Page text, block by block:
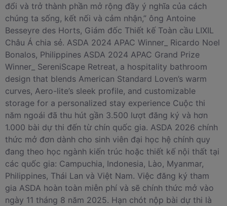
đổi và trở thành phần mở rộng đầy ý nghĩa của cách
chúng ta sống, kết nối và cảm nhận,” ông Antoine
Besseyre des Horts, Giám đốc Thiết kế Toàn cầu LIXIL
Châu Á chia sẻ. ASDA 2024 APAC Winner_ Ricardo Noel
Bonalos, Philippines ASDA 2024 APAC Grand Prize
Winner_ SereniScape Retreat, a hospitality bathroom
design that blends American Standard Loven’s warm
curves, Aero-lite’s sleek profile, and customizable
storage for a personalized stay experience Cuộc thi
năm ngoái đã thu hút gần 3.500 lượt đăng ký và hơn
1.000 bài dự thi đến từ chín quốc gia. ASDA 2026 chính
thức mở đơn dành cho sinh viên đại học hệ chính quy
đang theo học ngành kiến trúc hoặc thiết kế nội thất tại
các quốc gia: Campuchia, Indonesia, Lào, Myanmar,
Philippines, Thái Lan và Việt Nam. Việc đăng ký tham
gia ASDA hoàn toàn miễn phí và sẽ chính thức mở vào
ngày 11 tháng 8 năm 2025. Hạn chót nộp bài dự thi là